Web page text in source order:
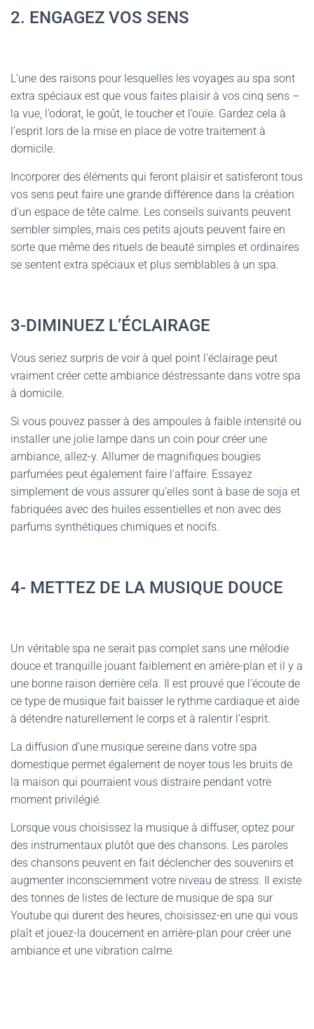
2. ENGAGEZ VOS SENS
L’une des raisons pour lesquelles les voyages au spa sont
extra spéciaux est que vous faites plaisir à vos cinq sens –
la vue, l’odorat, le goût, le toucher et l’ouïe. Gardez cela à
l’esprit lors de la mise en place de votre traitement à
domicile.
Incorporer des éléments qui feront plaisir et satisferont tous
vos sens peut faire une grande différence dans la création
d’un espace de tête calme. Les conseils suivants peuvent
sembler simples, mais ces petits ajouts peuvent faire en
sorte que même des rituels de beauté simples et ordinaires
se sentent extra spéciaux et plus semblables à un spa.
3-DIMINUEZ L’ÉCLAIRAGE
Vous seriez surpris de voir à quel point l’éclairage peut
vraiment créer cette ambiance déstressante dans votre spa
à domicile.
Si vous pouvez passer à des ampoules à faible intensité ou
installer une jolie lampe dans un coin pour créer une
ambiance, allez-y. Allumer de magnifiques bougies
parfumées peut également faire l’affaire. Essayez
simplement de vous assurer qu’elles sont à base de soja et
fabriquées avec des huiles essentielles et non avec des
parfums synthétiques chimiques et nocifs.
4- METTEZ DE LA MUSIQUE DOUCE
Un véritable spa ne serait pas complet sans une mélodie
douce et tranquille jouant faiblement en arrière-plan et il y a
une bonne raison derrière cela. Il est prouvé que l’écoute de
ce type de musique fait baisser le rythme cardiaque et aide
à détendre naturellement le corps et à ralentir l’esprit.
La diffusion d’une musique sereine dans votre spa
domestique permet également de noyer tous les bruits de
la maison qui pourraient vous distraire pendant votre
moment privilégié.
Lorsque vous choisissez la musique à diffuser, optez pour
des instrumentaux plutôt que des chansons. Les paroles
des chansons peuvent en fait déclencher des souvenirs et
augmenter inconsciemment votre niveau de stress. Il existe
des tonnes de listes de lecture de musique de spa sur
Youtube qui durent des heures, choisissez-en une qui vous
plaît et jouez-la doucement en arrière-plan pour créer une
ambiance et une vibration calme.